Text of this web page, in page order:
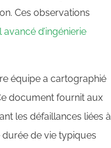
Ces observations
d’ingénierie
équipe a cartographié
document fournit aux
les défaillances liées à
de vie typiques